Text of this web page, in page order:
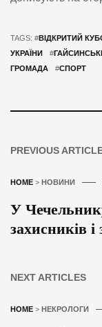
TAGS: #ВІДКРИТИЙ
УКРАЇНИ
#
ГРОМАДА
#СПОРТ
PREVIOUS
HOME > НОВИНИ
У
захисників
NEXT ARTICLES
HOME > НЕКРОЛОГИ